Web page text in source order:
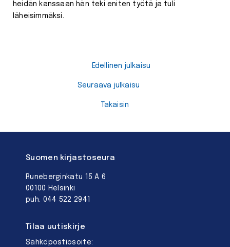
heidän kanssaan hän teki eniten työtä ja tuli
läheisimmäksi.
Edellinen julkaisu
Takaisin
Seuraava julkaisu
Suomen kirjastoseura
Runeberginkatu 15 A 6
00100 Helsinki
puh. 044 522 2941
Tilaa uutiskirje
Sähköpostiosoite: